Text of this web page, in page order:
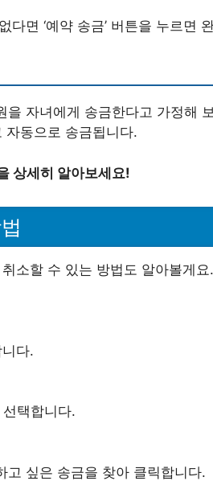
다면 ‘예약 송금’ 버튼을 누르면
자녀에게 송금한다고 가정해
자동으로 송금됩니다.
상세히 알아보세요!
소할 수 있는 방법도 알아볼게
다.
선택합니다.
고 싶은 송금을 찾아 클릭합니다.